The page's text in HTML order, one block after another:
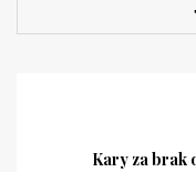
Kary za brak